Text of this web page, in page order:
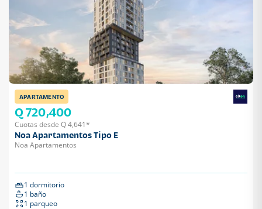
APARTAMENTO
Q 720,400
Cuotas desde Q 4,641*
Noa Apartamentos Tipo E
Noa Apartamentos
1 dormitorio
1 baño
1 parqueo